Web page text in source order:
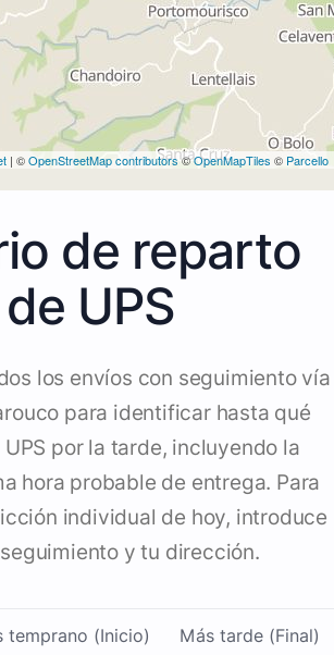
| ©OpenStreetMap contributors©OpenMapTiles © Parcello
de reparto
de UPS
los envíos con seguimiento vía
para identificar hasta qué
por la tarde, incluyendo la
hora probable de entrega. Para
individual de hoy, introduce
y tu dirección.
temprano (Inicio) Más tarde (Final)